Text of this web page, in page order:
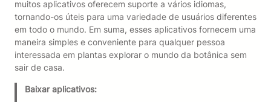
muitos aplicativos oferecem suporte a vários idiomas,
tornando-os úteis para uma variedade de usuários diferentes
em todo o mundo. Em suma, esses aplicativos fornecem uma
maneira simples e conveniente para qualquer pessoa
interessada em plantas explorar o mundo da botânica sem
sair de casa.
Baixar aplicativos: